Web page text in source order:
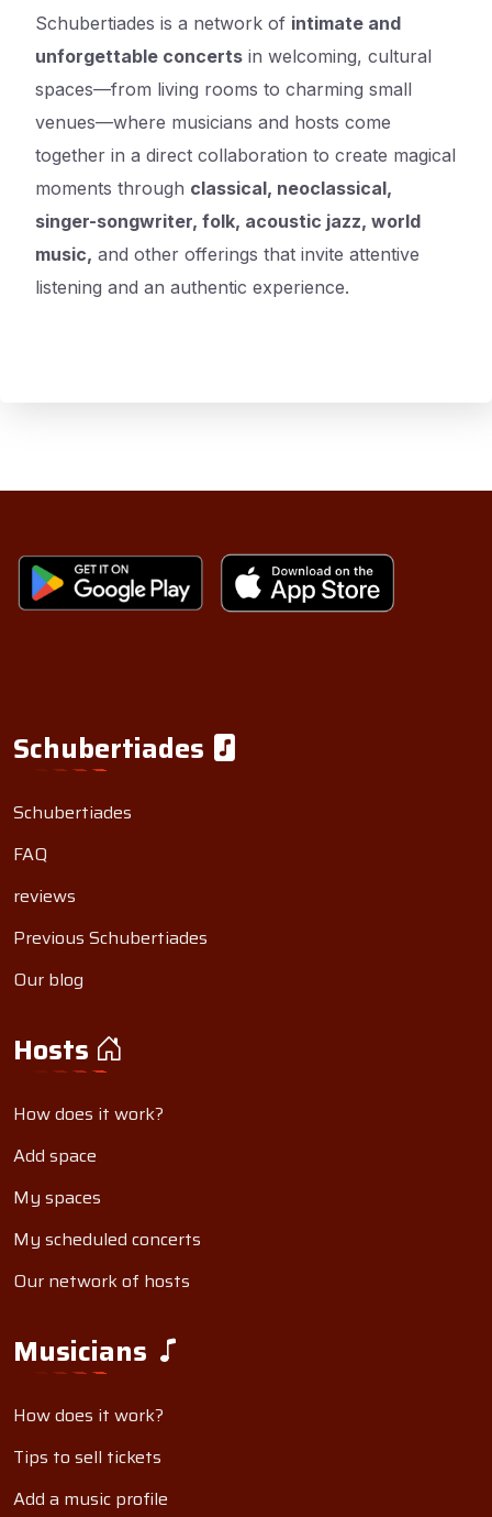
Schubertiades is a network of intimate and
unforgettable concerts in welcoming, cultural
spaces—from living rooms to charming small
venues—where musicians and hosts come
together in a direct collaboration to create magical
moments through classical, neoclassical,
singer-songwriter, folk, acoustic jazz, world
music, and other offerings that invite attentive
listening and an authentic experience.
Schubertiades
Schubertiades
FAQ
reviews
Previous Schubertiades
Our blog
Hosts
How does it work?
Add space
My spaces
My scheduled concerts
Our network of hosts
Musicians
How does it work?
Tips to sell tickets
Add a music profile